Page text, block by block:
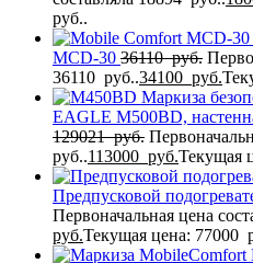
руб..
MCD-30 36110руб.
36110 руб..34100 руб.
Маркиза
EAGLE M500BD,
129021руб.
руб..113000 руб.Текущая
Предпусковой
Первоначальная цена
руб.Текущая цена: 77000